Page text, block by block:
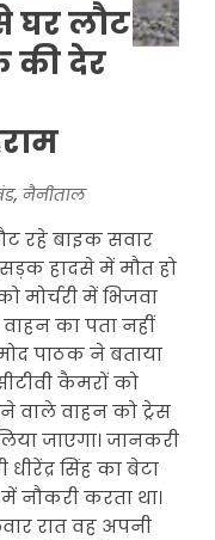
घर लौट
की देर
, नैनीताल
रहे बाइक सवार
हादसे में मौत हो
मोर्चरी में भिजवा
का पता नहीं
पाठक ने बताया
कैमरों को
वाले वाहन को ट्रेस
जाएगा। जानकरी
सिंह का बेटा
नौकरी करता था।
रात वह अपनी